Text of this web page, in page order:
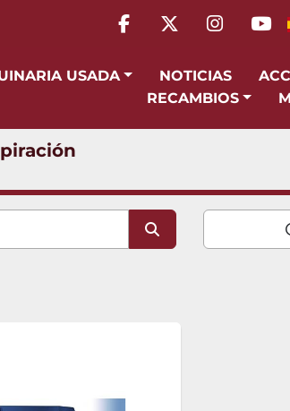
facebook
twitter
USADA NOTICIAS
RECAMBIOS